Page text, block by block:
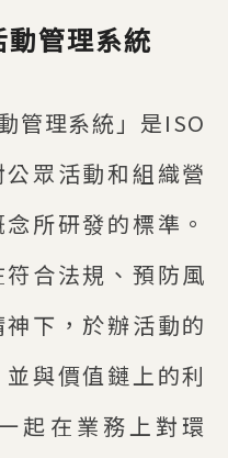
管理系統
管理系統」是ISO
公眾活動和組織營
所研發的標準。
合法規、預防風
下，於辦活動的
與價值鏈上的利
起在業務上對環